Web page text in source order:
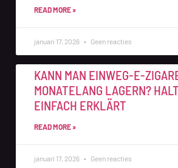
READ MORE »
januari 17, 2026 Geen reacties
KANN MAN EINWEG-E-
MONATELANG LAGERN?
EINFACH ERKLÄRT
READ MORE »
januari 17, 2026 Geen reacties